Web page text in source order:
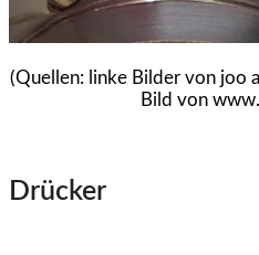
(Quellen: linke Bilder von joo
Bild von
Drücker